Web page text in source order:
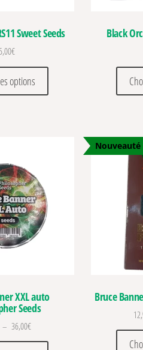
Sweet Seeds
€
options
Ce produit a plusieurs
Black
XXL auto
Seeds
– 36,00€Plage de prix : 23,00€ à 36,00€
Ce produit a plusieurs
Nouveauté
Bruce